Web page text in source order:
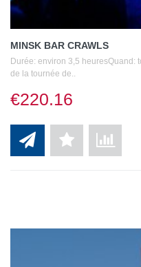
MINSK BAR CRAWLS
Durée: environ 3,5 heuresQuand:
de la tournée de..
€220.16